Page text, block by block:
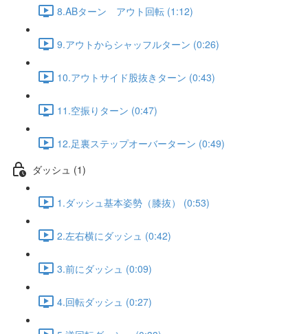
8.ABターン アウト回転 (1:12)
9.アウトからシャッフルターン (0:26)
10.アウトサイド股抜きターン (0:43)
11.空振りターン (0:47)
12.足裏ステップオーバーターン (0:49)
ダッシュ (1)
1.ダッシュ基本姿勢（膝抜） (0:53)
2.左右横にダッシュ (0:42)
3.前にダッシュ (0:09)
4.回転ダッシュ (0:27)